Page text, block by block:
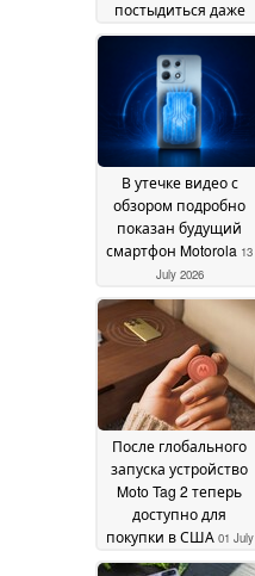
постыдиться даже
iPhone от Apple15 July
2026
В утечке видео с
обзором подробно
показан будущий
смартфон Motorola 13
July 2026
После глобального
запуска устройство
Moto Tag 2 теперь
доступно для
покупки в США 01 July
2026